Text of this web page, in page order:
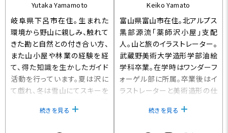
Yutaka Yamamoto
岐阜県下呂市在住。生まれた
環境から野山に親しみ、触れて
きた勘と自然との付き合い方、
また山小屋や林業の経験を経
て、得た知識を生かしたガイド
活動を行っています。夏は沢に
て戯れ、冬は雪山にてスキーを
動をして、雨が降れば読書にて
続きを見る
Keiko Yamato
富山県富山市在住。北アルプス
黒部源流「薬師沢小屋」支配
人。山と旅のイラストレーター。
武蔵野美術大学造形学部油絵
学科卒業。在学時はワンダーフ
ォーゲル部に所属。卒業後はイ
ラストレーターと美術造形の仕
屋で働き始め、オフシーズンは
続きを見る